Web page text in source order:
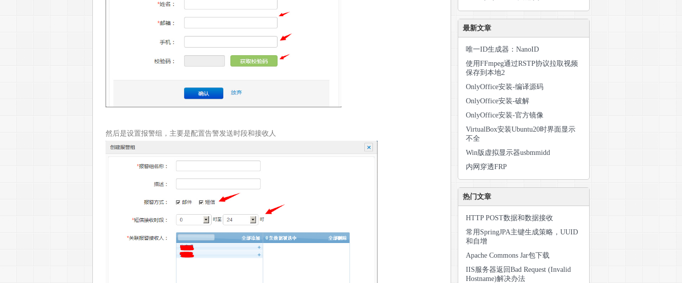
然后是设置报警组，主要是配置告警发送时段和接收人
最新文章
唯一ID生成器：NanoID
使用FFmpeg通过RSTP协议拉取视频
保存到本地2
OnlyOffice安装-编译源码
OnlyOffice安装-破解
OnlyOffice安装-官方镜像
VirtualBox安装Ubuntu20时界面显示
不全
Win版虚拟显示器usbmmidd
内网穿透FRP
热门文章
HTTP POST数据和数据接收
常用SpringJPA主键生成策略，UUID
和自增
Apache Commons Jar包下载
IIS服务器返回Bad Request (Invalid
Hostname)解决办法